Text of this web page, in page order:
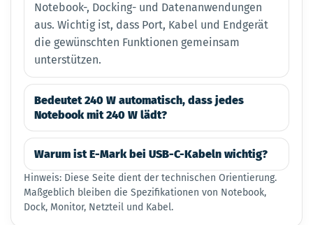
Notebook-, Docking- und Datenanwendungen
aus. Wichtig ist, dass Port, Kabel und Endgerät
die gewünschten Funktionen gemeinsam
unterstützen.
Bedeutet 240 W automatisch, dass jedes
Notebook mit 240 W lädt?
Warum ist E-Mark bei USB-C-Kabeln wichtig?
Hinweis: Diese Seite dient der technischen Orientierung.
Maßgeblich bleiben die Spezifikationen von Notebook,
Dock, Monitor, Netzteil und Kabel.